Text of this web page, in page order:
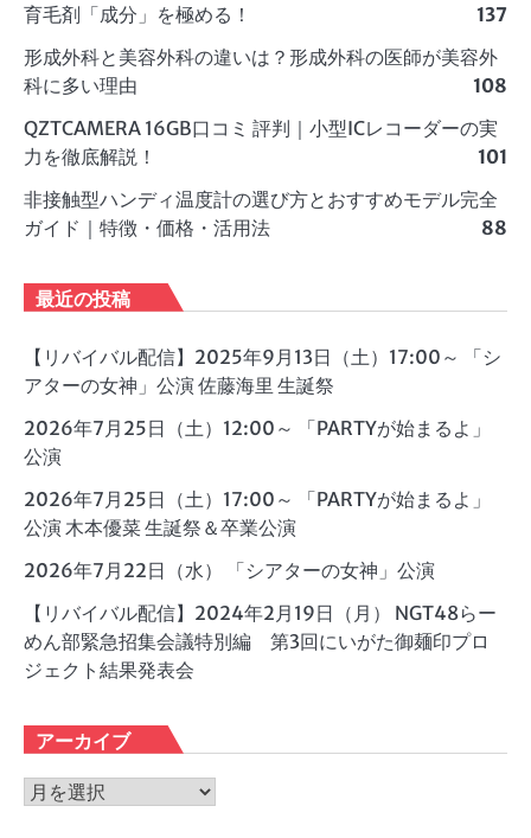
育毛剤「成分」を極める！
137
形成外科と美容外科の違いは？形成外科の医師が美容外
科に多い理由
108
QZTCAMERA 16GB口コミ 評判｜小型ICレコーダーの実
力を徹底解説！
101
非接触型ハンディ温度計の選び方とおすすめモデル完全
ガイド｜特徴・価格・活用法
88
最近の投稿
【リバイバル配信】2025年9月13日（土）17:00～ 「シ
アターの女神」公演 佐藤海里 生誕祭
2026年7月25日（土）12:00～ 「PARTYが始まるよ」
公演
2026年7月25日（土）17:00～ 「PARTYが始まるよ」
公演 木本優菜 生誕祭＆卒業公演
2026年7月22日（水） 「シアターの女神」公演
【リバイバル配信】2024年2月19日（月） NGT48らー
めん部緊急招集会議特別編 第3回にいがた御麺印プロ
ジェクト結果発表会
アーカイブ
ア